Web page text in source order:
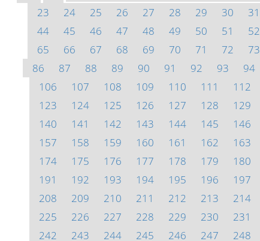
23
24 25 26 27 28 29 30 31
44
45 46 47 48 49 50 51 52
65
66 67 68 69 70 71 72 73
86
87 88 89 90 91 92 93 94
106
107 108 109 110 111 112
123
124 125 126 127 128 129
140
141 142 143 144 145 146
157
158 159 160 161 162 163
174
175 176 177 178 179 180
191
192 193 194 195 196 197
208
209 210 211 212 213 214
225
226 227 228 229 230 231
242
243 244 245 246 247 248